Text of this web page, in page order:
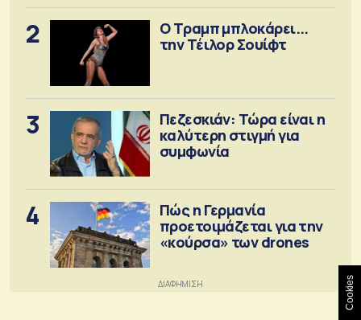
2
Ο Τραμπ μπλοκάρει...
την Τέιλορ Σουίφτ
3
Πεζεσκιάν: Τώρα είναι η
καλύτερη στιγμή για
συμφωνία
4
Πώς η Γερμανία
προετοιμάζεται για την
«κούρσα» των drones
Cookies